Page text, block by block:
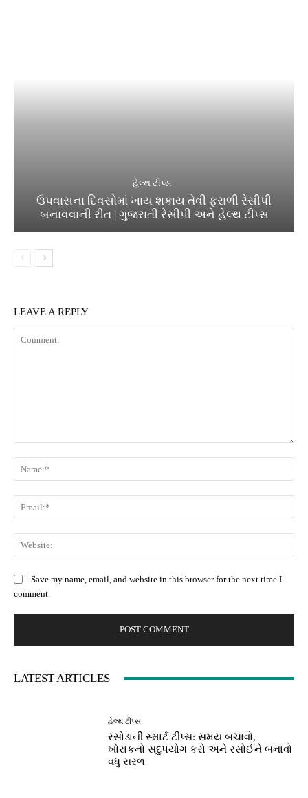
હેલ્થ ટીપ્સ
ઉપવાસના દિવસોમાં ખાય શકાય તેવી ફરાળી રેસીપી
બનાવવાની રીત | ગુજરાતી રેસીપી અને હેલ્થ ટીપ્સ
LEAVE A REPLY
Save my name, email, and website in this browser for the next time I
comment.
LATEST ARTICLES
હેલ્થ ટીપ્સ
રસોડાની સ્માર્ટ ટીપ્સ: સમય બચાવો,
ખોરાકનો સદુપયોગ કરો અને રસોઈને બનાવો
વધુ સરળ